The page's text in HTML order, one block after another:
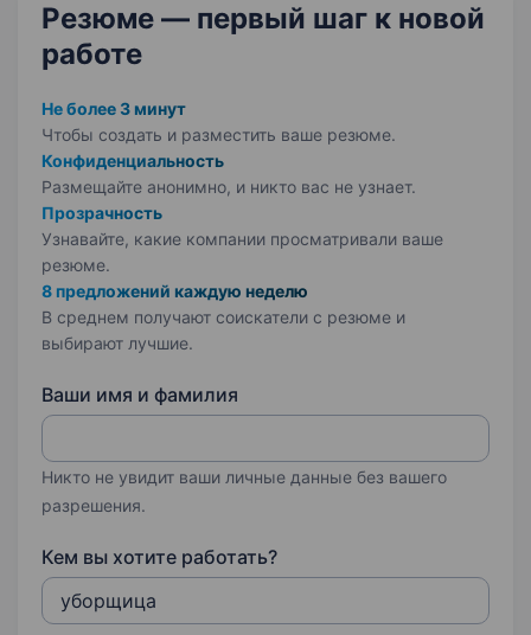
Резюме — первый шаг к новой
работе
Не более 3 минут
Чтобы создать и разместить ваше резюме.
Конфиденциальность
Размещайте анонимно, и никто вас не узнает.
Прозрачность
Узнавайте, какие компании просматривали ваше
резюме.
8 предложений каждую неделю
В среднем получают соискатели с резюме и
выбирают лучшие.
Ваши имя и фамилия
Никто не увидит ваши личные данные без вашего
разрешения.
Кем вы хотите работать?